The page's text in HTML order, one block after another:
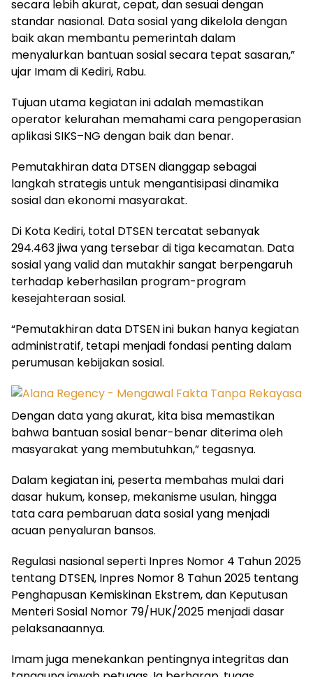
secara lebih akurat, cepat, dan sesuai dengan
standar nasional. Data sosial yang dikelola dengan
baik akan membantu pemerintah dalam
menyalurkan bantuan sosial secara tepat sasaran,”
ujar Imam di Kediri, Rabu.
​Tujuan utama kegiatan ini adalah memastikan
operator kelurahan memahami cara pengoperasian
aplikasi SIKS–NG dengan baik dan benar.
Pemutakhiran data DTSEN dianggap sebagai
langkah strategis untuk mengantisipasi dinamika
sosial dan ekonomi masyarakat.
​Di Kota Kediri, total DTSEN tercatat sebanyak
294.463 jiwa yang tersebar di tiga kecamatan. Data
sosial yang valid dan mutakhir sangat berpengaruh
terhadap keberhasilan program-program
kesejahteraan sosial.
​“Pemutakhiran data DTSEN ini bukan hanya kegiatan
administratif, tetapi menjadi fondasi penting dalam
perumusan kebijakan sosial.
Dengan data yang akurat, kita bisa memastikan
bahwa bantuan sosial benar-benar diterima oleh
masyarakat yang membutuhkan,” tegasnya.
​Dalam kegiatan ini, peserta membahas mulai dari
dasar hukum, konsep, mekanisme usulan, hingga
tata cara pembaruan data sosial yang menjadi
acuan penyaluran bansos.
Regulasi nasional seperti Inpres Nomor 4 Tahun 2025
tentang DTSEN, Inpres Nomor 8 Tahun 2025 tentang
Penghapusan Kemiskinan Ekstrem, dan Keputusan
Menteri Sosial Nomor 79/HUK/2025 menjadi dasar
pelaksanaannya.
​Imam juga menekankan pentingnya integritas dan